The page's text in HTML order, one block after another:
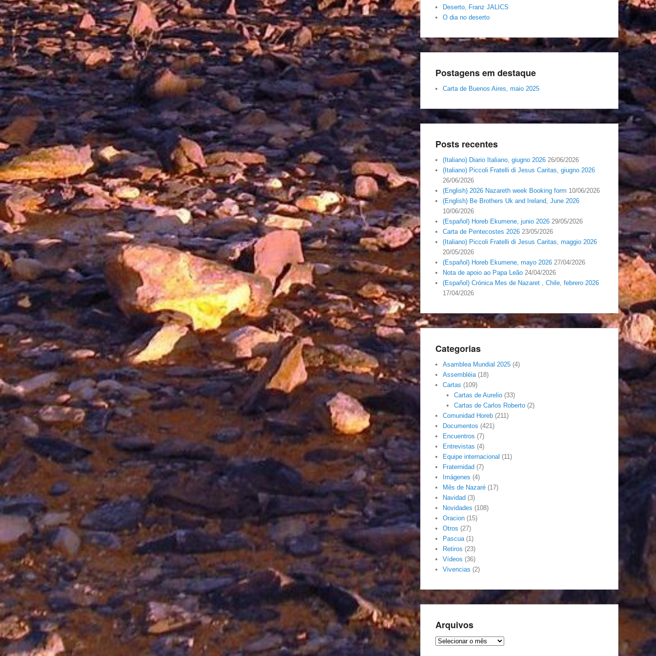
Deserto, Franz JALICS
O dia no deserto
Postagens em destaque
Carta de Buenos Aires, maio 2025
Posts recentes
(Italiano) Diario Italiano, giugno 2026 26/06/2026
(Italiano) Piccoli Fratelli di Jesus Caritas, giugno 2026
26/06/2026
(English) 2026 Nazareth week Booking form 10/06/2026
(English) Be Brothers Uk and Ireland, June 2026
10/06/2026
(Español) Horeb Ekumene, junio 2026 29/05/2026
Carta de Pentecostes 2026 23/05/2026
(Italiano) Piccoli Fratelli di Jesus Caritas, maggio 2026
20/05/2026
(Español) Horeb Ekumene, mayo 2026 27/04/2026
Nota de apoio ao Papa Leão 24/04/2026
(Español) Crónica Mes de Nazaret , Chile, febrero 2026
17/04/2026
Categorias
Asamblea Mundial 2025 (4)
Assembléia(18)
Cartas (109)
Cartas de Aurelio(33)
Cartas de Carlos Roberto(2)
Comunidad Horeb (211)
Documentos (421)
Encuentros (7)
Entrevistas (4)
Equipe internacional (11)
Fraternidad (7)
Imágenes (4)
Mês de Nazaré (17)
Navidad (3)
Novidades (108)
Oracion (15)
Otros (27)
Pascua(1)
Retiros (23)
Vídeos (36)
Vivencias (2)
Arquivos
Arquivos